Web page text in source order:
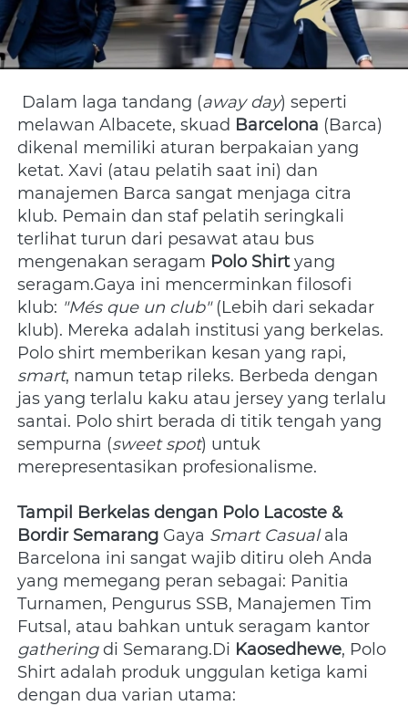
Dalam laga tandang (away day) seperti
melawan Albacete, skuad Barcelona (Barca)
dikenal memiliki aturan berpakaian yang
ketat. Xavi (atau pelatih saat ini) dan
manajemen Barca sangat menjaga citra
klub. Pemain dan staf pelatih seringkali
terlihat turun dari pesawat atau bus
mengenakan seragam Polo Shirt yang
seragam.Gaya ini mencerminkan filosofi
klub: "Més que un club" (Lebih dari sekadar
klub). Mereka adalah institusi yang berkelas.
smart, namun tetap rileks. Berbeda dengan
jas yang terlalu kaku atau jersey yang terlalu
santai. Polo shirt berada di titik tengah yang
sempurna (sweet spot) untuk
merepresentasikan profesionalisme.
Tampil Berkelas dengan Polo Lacoste &
Bordir Semarang Gaya Smart Casual ala
Barcelona ini sangat wajib ditiru oleh Anda
yang memegang peran sebagai: Panitia
Turnamen, Pengurus SSB, Manajemen Tim
gathering di Semarang.Di Kaosedhewe, Polo
Shirt adalah produk unggulan ketiga kami
dengan dua varian utama: